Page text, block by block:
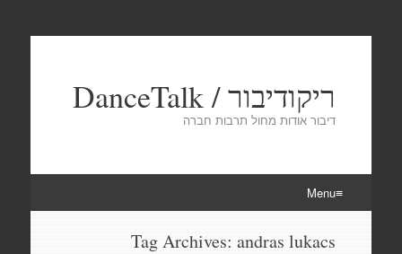
ריקודיבור / DanceTalk
דיבור אודות מחול תרבות חברה
Menu
Tag Archives:andras lukacs